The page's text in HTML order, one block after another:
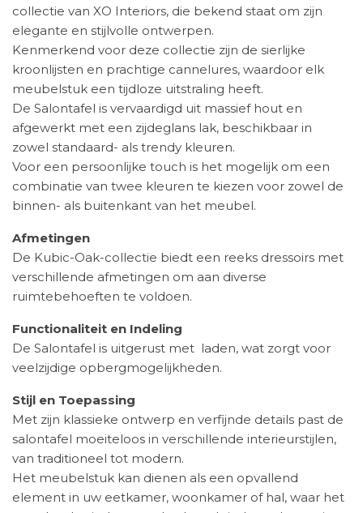
collectie van XO Interiors, die bekend staat om zijn
elegante en stijlvolle ontwerpen.
Kenmerkend voor deze collectie zijn de sierlijke
kroonlijsten en prachtige cannelures, waardoor elk
meubelstuk een tijdloze uitstraling heeft.
De Salontafel is vervaardigd uit massief hout en
afgewerkt met een zijdeglans lak, beschikbaar in
zowel standaard- als trendy kleuren.
Voor een persoonlijke touch is het mogelijk om een
combinatie van twee kleuren te kiezen voor zowel de
binnen- als buitenkant van het meubel.
Afmetingen
De Kubic-Oak-collectie biedt een reeks dressoirs met
verschillende afmetingen om aan diverse
ruimtebehoeften te voldoen.
Functionaliteit en Indeling
De Salontafel is uitgerust met laden, wat zorgt voor
veelzijdige opbergmogelijkheden.
Stijl en Toepassing
Met zijn klassieke ontwerp en verfijnde details past de
salontafel moeiteloos in verschillende interieurstijlen,
van traditioneel tot modern.
Het meubelstuk kan dienen als een opvallend
element in uw eetkamer, woonkamer of hal, waar het